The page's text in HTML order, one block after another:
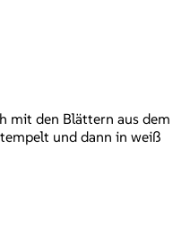
mit den Blättern aus dem
und dann in weiß